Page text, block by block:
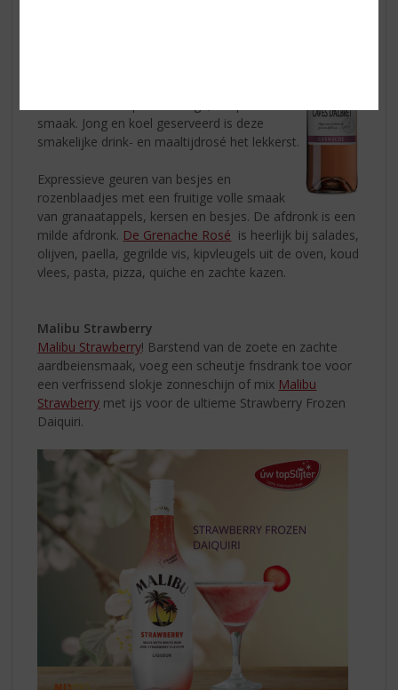
smaak. Jong en koel geserveerd is deze
smakelijke drink- en maaltijdrosé het lekkerst.
Expressieve geuren van besjes en
rozenblaadjes met een fruitige volle smaak
van granaatappels, kersen en besjes. De afdronk is een
milde afdronk. De Grenache Rosé is heerlijk bij salades,
olijven, paella, gegrilde vis, kipvleugels uit de oven, koud
vlees, pasta, pizza, quiche en zachte kazen.
Malibu Strawberry
Malibu Strawberry! Barstend van de zoete en zachte
aardbeiensmaak, voeg een scheutje frisdrank toe voor
een verfrissend slokje zonneschijn of mix Malibu
Strawberry met ijs voor de ultieme Strawberry Frozen
Daiquiri.